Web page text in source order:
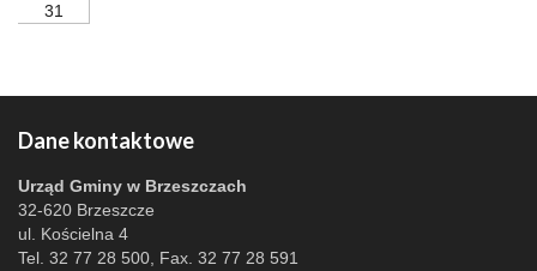
31
Dane kontaktowe
Urząd Gminy w Brzeszczach
32-620 Brzeszcze
ul. Kościelna 4
Tel. 32 77 28 500, Fax. 32 77 28 591